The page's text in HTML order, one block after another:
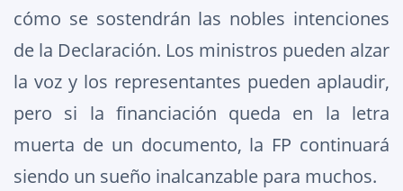
cómo se sostendrán las nobles intenciones
de la Declaración. Los ministros pueden alzar
la voz y los representantes pueden aplaudir,
pero si la financiación queda en la letra
muerta de un documento, la FP continuará
siendo un sueño inalcanzable para muchos.